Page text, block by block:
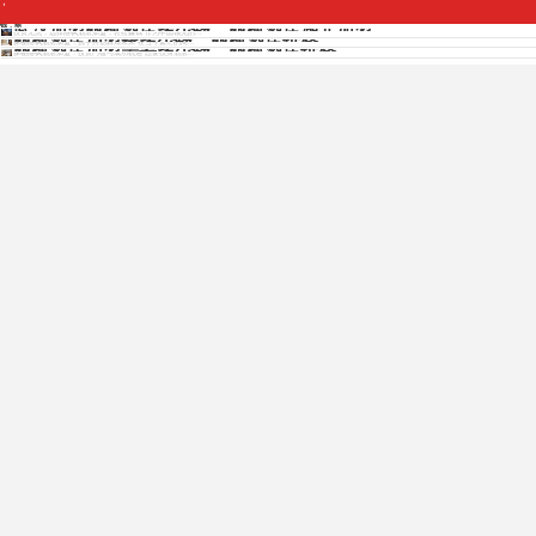
钱，丽武汉加盟丽枫酒店多少钱，丽枫酒店湖北加盟
投资无忧，选择丽枫酒店加盟，轻松赚钱 作为中国领先的...
丽枫酒店加盟费多少钱，丽枫酒店价格
探秘丽枫酒店加盟：携手共创辉煌未来 在当今繁忙的商...
丽枫酒店加盟需要多少钱，丽枫酒店价格
探秘丽枫酒店加盟：投资门槛与成功机遇 想要投身酒店...
Copyright © 2012 - 2025 www.jiudianjiameng.cc. All Rights Reserved. 酒店加盟版权所有
免费获取各酒店招商资料